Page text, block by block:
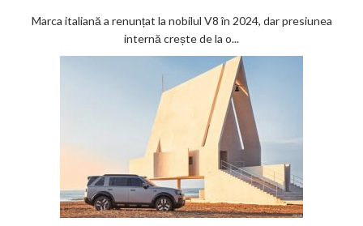
și
din
nou
după
Marca italiană a renunțat la nobilul V8 în 2024, dar presiunea
internă crește de la o...